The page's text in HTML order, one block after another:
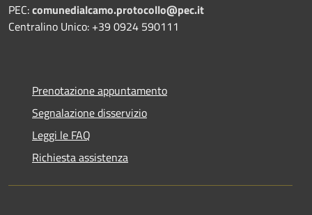
PEC:comunedialcamo.protocollo@pec.it
Centralino Unico: +39 0924 590111
Prenotazione appuntamento
Segnalazione disservizio
Leggi le FAQ
Richiesta assistenza